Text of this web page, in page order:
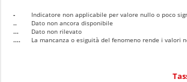
-
Indicatore non applicabile per valore nullo o poco
..
Dato non ancora disponibile
...
Dato non rilevato
....
La mancanza o esiguità del fenomeno rende i valori